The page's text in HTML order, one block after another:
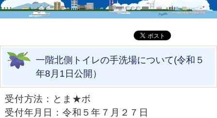
一階北側トイレの手洗場について(令和５
年8月1日公開）
受付方法：とま★ボ
受付年月日：令和５年７月２７日